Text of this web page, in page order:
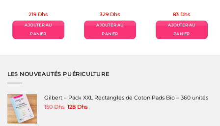
219 Dhs
AJOUTER AU
PANIER
329 Dhs
AJOUTER AU
PANIER
83 Dhs
AJOUTER AU
PANIER
LES NOUVEAUTÉS PUÉRICULTURE
Gilbert – Pack XXL Rectangles de Coton Pads Bio – 360 unités
150Dhs Le
128 DhsLe